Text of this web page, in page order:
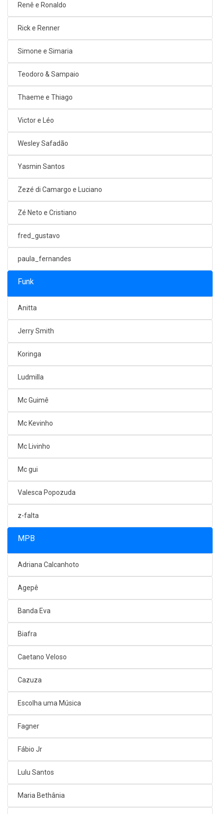
Renê e Ronaldo
Rick e Renner
Simone e Simaria
Teodoro & Sampaio
Thaeme e Thiago
Victor e Léo
Wesley Safadão
Yasmin Santos
Zezé di Camargo e Luciano
Zé Neto e Cristiano
fred_gustavo
paula_fernandes
Funk
Anitta
Jerry Smith
Koringa
Ludmilla
Mc Guimê
Mc Kevinho
Mc Livinho
Mc gui
Valesca Popozuda
z-falta
MPB
Adriana Calcanhoto
Agepê
Banda Eva
Biafra
Caetano Veloso
Cazuza
Escolha uma Música
Fagner
Fábio Jr
Lulu Santos
Maria Bethânia